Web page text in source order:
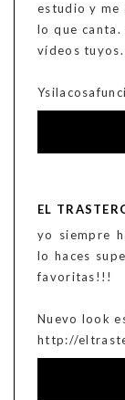
estudio y me
lo que canta.
vídeos tuyos.
EL
yo siempre
lo haces
favoritas!!!
Nuevo look
http://